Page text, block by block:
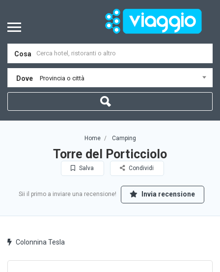
Cosa
Dove Provincia o città
Home Camping
Torre del Porticciolo
Salva Condividi
Sii il primo a inviare una recensione! Invia recensione
Colonnina Tesla